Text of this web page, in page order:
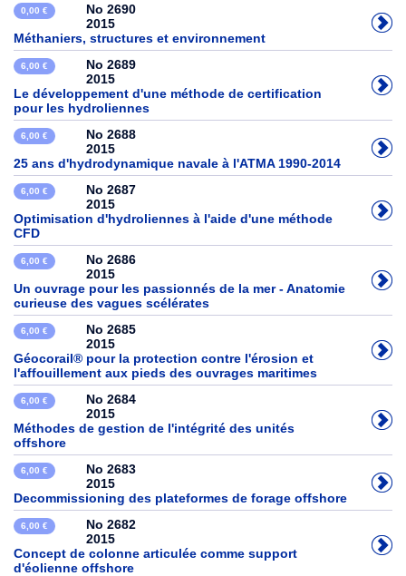
0,00 €
No 2690
2015
Méthaniers, structures et environnement
6,00 €
No 2689
2015
Le développement d'une méthode de certification
pour les hydroliennes
6,00 €
No 2688
2015
25 ans d'hydrodynamique navale à l'ATMA 1990-2014
6,00 €
No 2687
2015
Optimisation d'hydroliennes à l'aide d'une méthode
CFD
6,00 €
No 2686
2015
Un ouvrage pour les passionnés de la mer - Anatomie
curieuse des vagues scélérates
6,00 €
No 2685
2015
Géocorail® pour la protection contre l'érosion et
l'affouillement aux pieds des ouvrages maritimes
6,00 €
No 2684
2015
Méthodes de gestion de l'intégrité des unités
offshore
6,00 €
No 2683
2015
Decommissioning des plateformes de forage offshore
6,00 €
No 2682
2015
Concept de colonne articulée comme support
d'éolienne offshore